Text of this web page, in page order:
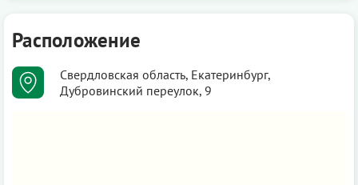
Расположение
Свердловская область, Екатеринбург,
Дубровинский переулок, 9